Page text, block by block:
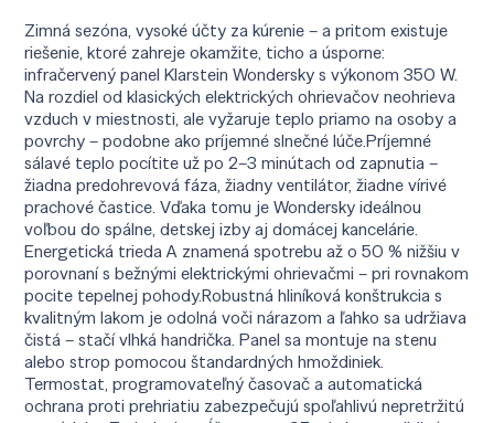
Zimná sezóna, vysoké účty za kúrenie – a pritom existuje
riešenie, ktoré zahreje okamžite, ticho a úsporne:
infračervený panel Klarstein Wondersky s výkonom 350 W.
Na rozdiel od klasických elektrických ohrievačov neohrieva
vzduch v miestnosti, ale vyžaruje teplo priamo na osoby a
povrchy – podobne ako príjemné slnečné lúče.Príjemné
sálavé teplo pocítite už po 2–3 minútach od zapnutia –
žiadna predohrevová fáza, žiadny ventilátor, žiadne vírivé
prachové častice. Vďaka tomu je Wondersky ideálnou
voľbou do spálne, detskej izby aj domácej kancelárie.
Energetická trieda A znamená spotrebu až o 50 % nižšiu v
porovnaní s bežnými elektrickými ohrievačmi – pri rovnakom
pocite tepelnej pohody.Robustná hliníková konštrukcia s
kvalitným lakom je odolná voči nárazom a ľahko sa udržiava
čistá – stačí vlhká handrička. Panel sa montuje na stenu
alebo strop pomocou štandardných hmoždiniek.
Termostat, programovateľný časovač a automatická
ochrana proti prehriatiu zabezpečujú spoľahlivú nepretržitú